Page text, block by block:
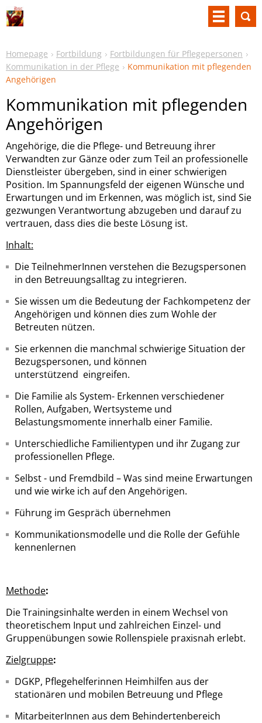
Homepage Fortbildung
Fortbildungen für Pflegepersonen
Kommunikation in der Pflege
Kommunikation mit pflegenden
Angehörigen
Kommunikation mit pflegenden
Angehörigen
Angehörige, die die Pflege- und Betreuung ihrer
Verwandten zur Gänze oder zum Teil an professionelle
Dienstleister übergeben, sind in einer schwierigen
Position. Im Spannungsfeld der eigenen Wünsche und
Erwartungen und im Erkennen, was möglich ist, sind Sie
gezwungen Verantwortung abzugeben und darauf zu
vertrauen, dass dies die beste Lösung ist.
Inhalt:
Die TeilnehmerInnen verstehen die Bezugspersonen
in den Betreuungsalltag zu integrieren.
Sie wissen um die Bedeutung der Fachkompetenz der
Angehörigen und können dies zum Wohle der
Betreuten nützen.
Sie erkennen die manchmal schwierige Situation der
Bezugspersonen, und können
unterstützend eingreifen.
Die Familie als System- Erkennen verschiedener
Rollen, Aufgaben, Wertsysteme und
Belastungsmomente innerhalb einer Familie.
Unterschiedliche Familientypen und ihr Zugang zur
professionellen Pflege.
Selbst - und Fremdbild – Was sind meine Erwartungen
und wie wirke ich auf den Angehörigen.
Führung im Gespräch übernehmen
Kommunikationsmodelle und die Rolle der Gefühle
kennenlernen
Methode:
Die Trainingsinhalte werden in einem Wechsel von
theoretischem Input und zahlreichen Einzel- und
Gruppenübungen sowie Rollenspiele praxisnah erlebt.
Zielgruppe:
DGKP, Pflegehelferinnen Heimhilfen aus der
stationären und mobilen Betreuung und Pflege
MitarbeiterInnen aus dem Behindertenbereich